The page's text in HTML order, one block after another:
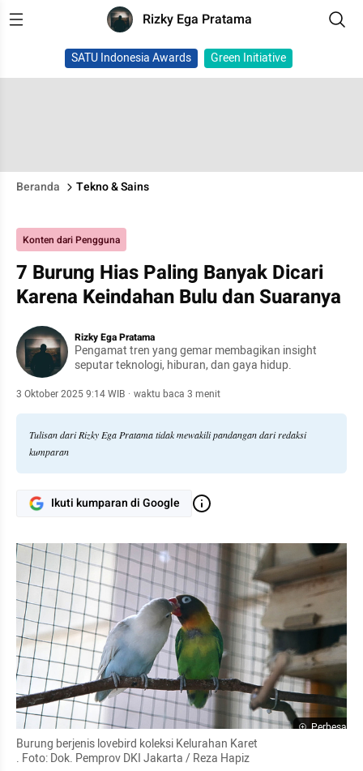
Rizky Ega Pratama
SATU Indonesia Awards Green Initiative
Beranda Tekno & Sains
Konten dari Pengguna
7 Burung Hias Paling Banyak Dicari
Karena Keindahan Bulu dan Suaranya
Rizky Ega Pratama
Pengamat tren yang gemar membagikan insight
seputar teknologi, hiburan, dan gaya hidup.
3 Oktober 2025 9:14 WIB · waktu baca 3 menit
Tulisan dari Rizky Ega Pratama tidak mewakili pandangan dari redaksi
kumparan
Ikuti kumparan di Google
Perbesar
Burung berjenis lovebird koleksi Kelurahan Karet
. Foto: Dok. Pemprov DKI Jakarta / Reza Hapiz